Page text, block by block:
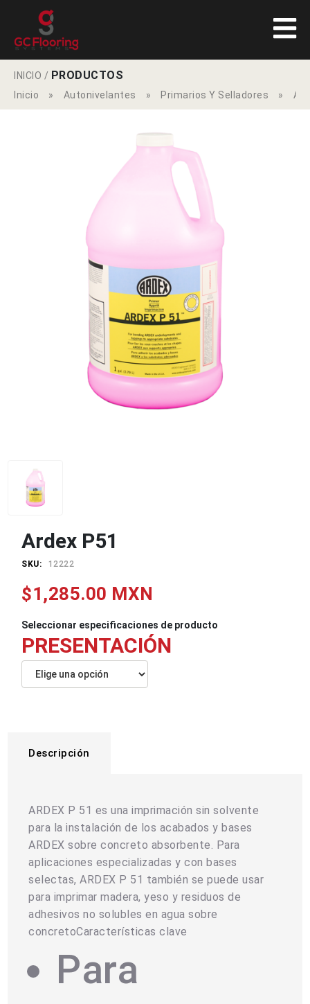
INICIO / PRODUCTOS
Inicio » Autonivelantes » Primarios Y Selladores »
Ardex P51
SKU: 12222
$1,285.00 MXN
Seleccionar especiﬁcaciones de producto
PRESENTACIÓN
Descripción
ARDEX P 51 es una imprimación sin solvente
para la instalación de los acabados y bases
ARDEX sobre concreto absorbente. Para
aplicaciones especializadas y con bases
selectas, ARDEX P 51 también se puede usar
para imprimar madera, yeso y residuos de
adhesivos no solubles en agua sobre
concretoCaracterísticas clave
Para